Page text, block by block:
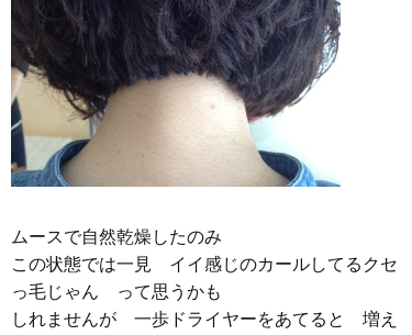
ムースで自然乾燥したのみ
この状態では一見 イイ感じのカールしてるクセ
っ毛じゃん って思うかも
しれませんが 一歩ドライヤーをあてると 増え